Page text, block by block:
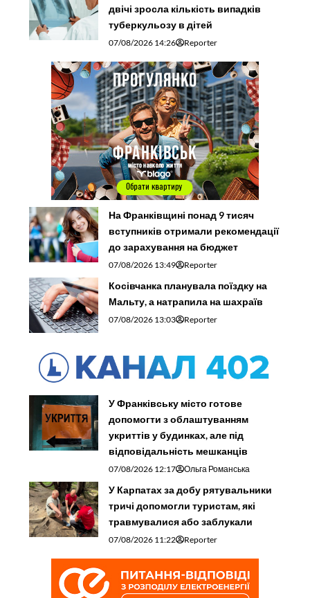
двічі зросла кількість випадків
туберкульозу в дітей
07/08/2026 14:26 Reporter
На Франківщині понад 9 тисяч
вступників отримали рекомендації
до зарахування на бюджет
07/08/2026 13:49 Reporter
Косівчанка планувала поїздку на
Мальту, а натрапила на шахраїв
07/08/2026 13:03 Reporter
У Франківську місто готове
допомогти з облаштуванням
укриттів у будинках, але під
відповідальність мешканців
07/08/2026 12:17 Ольга Романська
У Карпатах за добу рятувальники
тричі допомогли туристам, які
травмувалися або заблукали
07/08/2026 11:22 Reporter